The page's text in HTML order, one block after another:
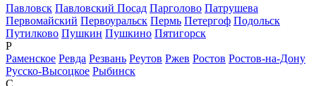
Павловск Павловский Посад Парголово Патрушева
Первомайский Первоуральск Пермь Петергоф Подольск
Путилково Пушкин Пушкино Пятигорск
Р
Раменское Ревда Резвань Реутов Ржев Ростов Ростов-на-Дону
Русско-Высоцкое Рыбинск
С